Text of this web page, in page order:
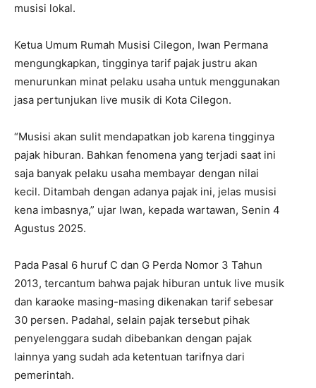
musisi lokal.
Ketua Umum Rumah Musisi Cilegon, Iwan Permana
mengungkapkan, tingginya tarif pajak justru akan
menurunkan minat pelaku usaha untuk menggunakan
jasa pertunjukan live musik di Kota Cilegon.
“Musisi akan sulit mendapatkan job karena tingginya
pajak hiburan. Bahkan fenomena yang terjadi saat ini
saja banyak pelaku usaha membayar dengan nilai
kecil. Ditambah dengan adanya pajak ini, jelas musisi
kena imbasnya,” ujar Iwan, kepada wartawan, Senin 4
Agustus 2025.
Pada Pasal 6 huruf C dan G Perda Nomor 3 Tahun
2013, tercantum bahwa pajak hiburan untuk live musik
dan karaoke masing-masing dikenakan tarif sebesar
30 persen. Padahal, selain pajak tersebut pihak
penyelenggara sudah dibebankan dengan pajak
lainnya yang sudah ada ketentuan tarifnya dari
pemerintah.